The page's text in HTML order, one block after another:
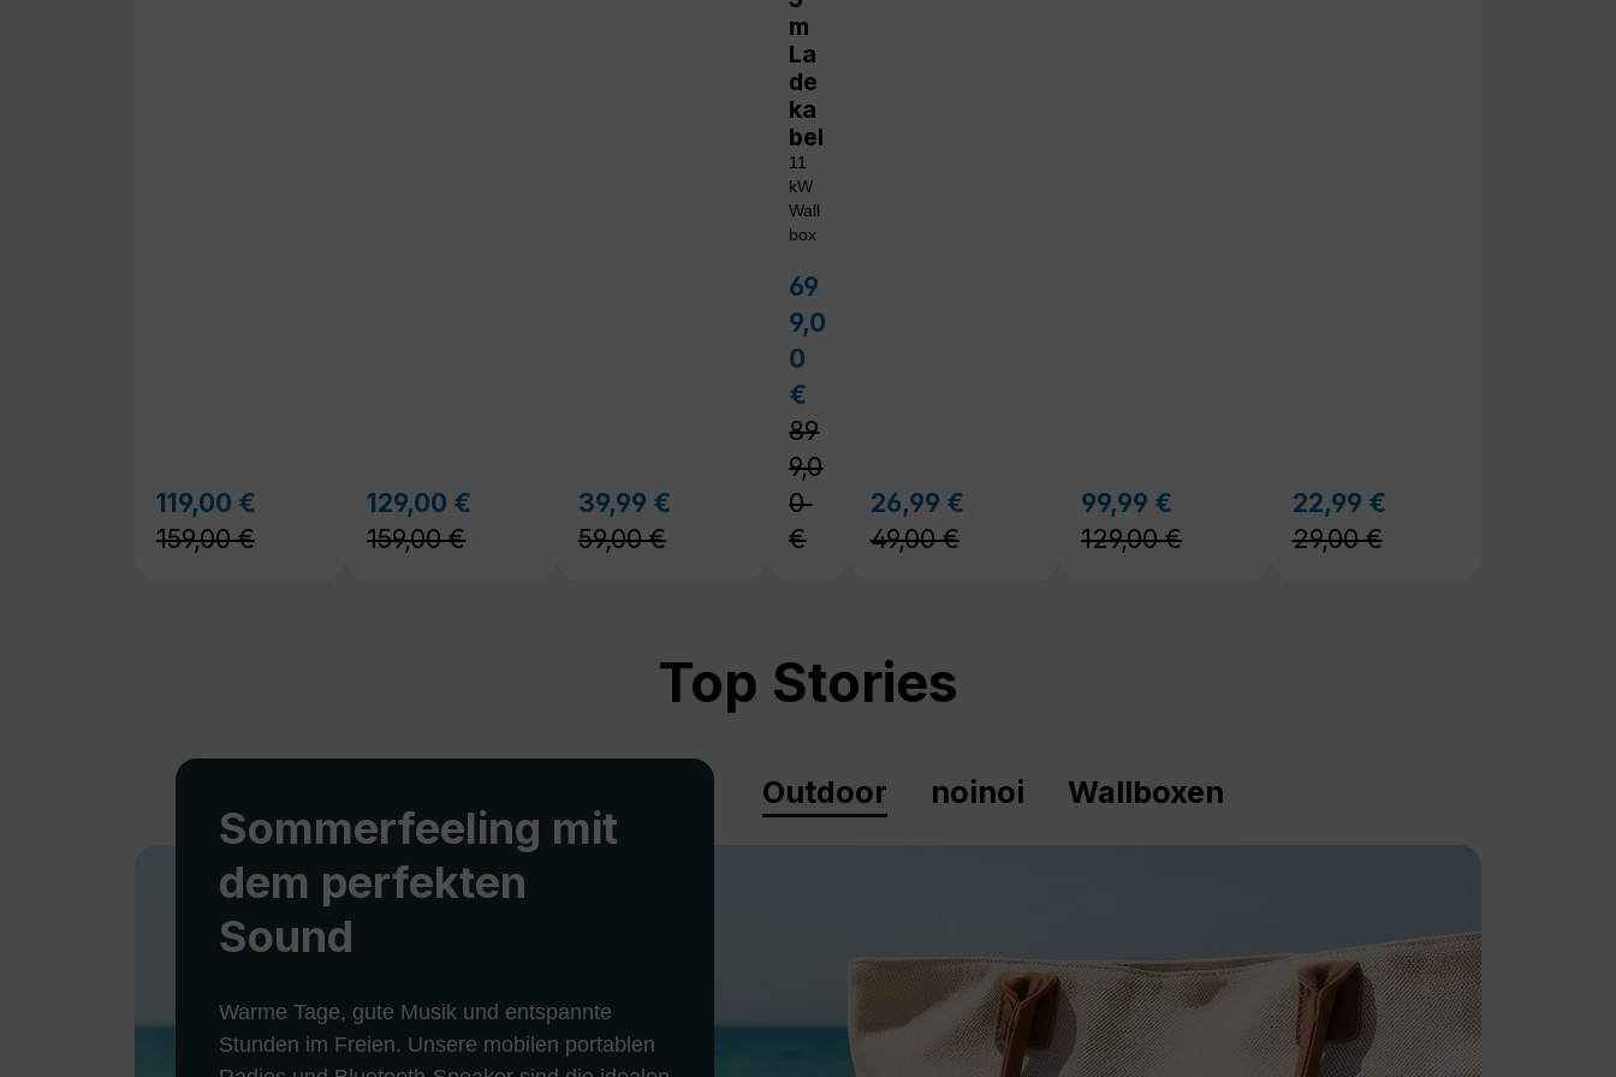
Verkaufspreis:
119,00 €
Regulärer Preis:
159,00 €
Verkaufspreis:
129,00 €
Regulärer Preis:
159,00 €
Verkaufspreis:
39,99 €
Regulärer Preis:
59,00 €
m
La
de
ka
bel
11
kW
Wall
box
Verkaufspreis:
69
9,0
0
€
89
9,0
0
€
Verkaufspreis:
26,99 €
Regulärer Preis:
49,00 €
Verkaufspreis:
99,99 €
Regulärer Preis:
129,00 €
Verkaufspreis:
22,99 €
29,00 €
Top Stories
Outdoor noinoi Wallboxen
Sommerfeeling mit
dem perfekten
Sound
Warme Tage, gute Musik und entspannte
Stunden im Freien. Unsere mobilen portablen